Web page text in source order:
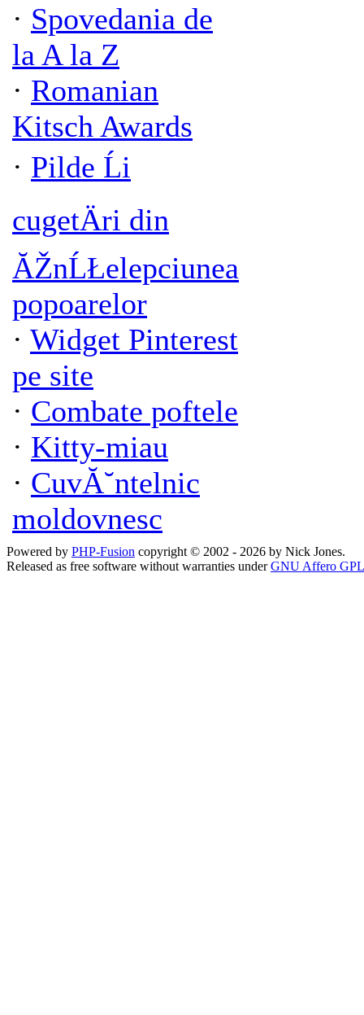
· Spovedania de
la A la Z
· Romanian
Kitsch Awards
· Pilde Ĺi
cugetÄri din
ĂŽnĹŁelepciunea
popoarelor
· Widget Pinterest
pe site
· Combate poftele
· Kitty-miau
· CuvĂ˘ntelnic
moldovnesc
Powered by PHP-Fusion copyright © 2002 - 2026 by Nick Jones.
Released as free software without warranties underGNU Affero GPL